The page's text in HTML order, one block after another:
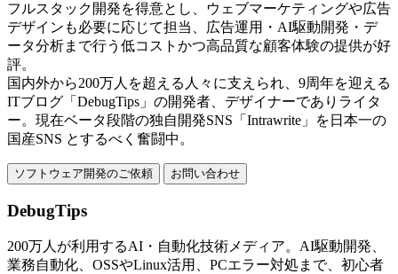
フルスタック開発を得意とし、ウェブマーケティングや広告
デザインも必要に応じて担当、広告運用・AI駆動開発・デ
ータ分析まで行う低コストかつ高品質な顧客体験の提供が好
評。
国内外から200万人を超える人々に支えられ、9周年を迎える
ITブログ「DebugTips」の開発者、デザイナーでありライタ
ー。現在ベータ段階の独自開発SNS「Intrawrite」を日本一の
国産SNS とするべく奮闘中。
ソフトウェア開発のご依頼 お問い合わせ
DebugTips
200万人が利用するAI・自動化技術メディア。AI駆動開発、
業務自動化、OSSやLinux活用、PCエラー対処まで、初心者